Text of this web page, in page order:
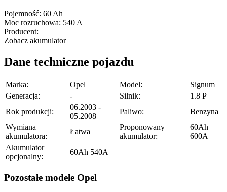
Pojemność: 60 Ah
Moc rozruchowa: 540 A
Producent:
Zobacz akumulator
Dane techniczne pojazdu
Marka: Opel Model:
Signum
Generacja:
- Silnik:
1.8 P
Rok produkcji:
06.2003 -
05.2008
Paliwo:
Benzyna
Wymiana
akumulatora:
Łatwa
Proponowany
akumulator:
60Ah
600A
Akumulator
opcjonalny:
60Ah 540A
Pozostałe modele Opel